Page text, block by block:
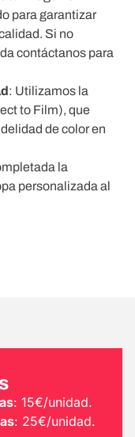
para garantizar
Si no
contáctanos para
: Utilizamos la
to Film), que
de color en
la
personalizada al
: 15€/unidad.
: 25€/unidad.